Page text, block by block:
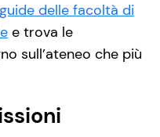
guide delle facoltà di
e trova le
sull’ateneo che più